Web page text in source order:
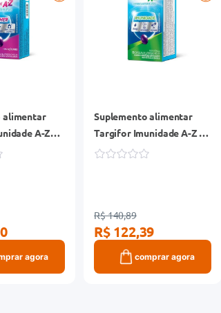
alimentar
A-Z
agora
Suplemento alimentar
Targifor Imunidade A-Z 60
cápsulas
R$ 140,89
R$ 122,39
comprar agora